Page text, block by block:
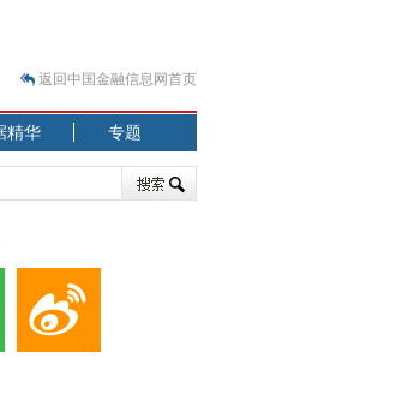
返回中国金融信息网首页
精华 专题